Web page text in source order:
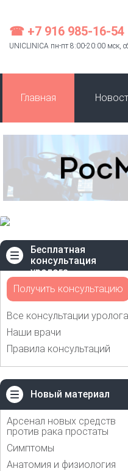
☎ +7 916 985-16-54
UNICLINICA пн-пт 8:00-20:00 мск,
Главная
Бесплатная
консультация
уролога
Получить консультацию
Все консультации уролога
Наши врачи
Правила консультаций
Новый материал
Арсенал новых средств
против рака простаты
Симптомы
Анатомия и физиология